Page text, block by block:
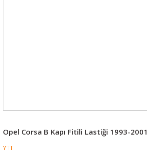
Opel Corsa B Kapı Fitili Lastiği 1993-2001
YTT